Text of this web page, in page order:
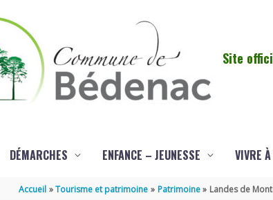
Site
DÉMARCHES ENFANCE – JEUNESSE VIVRE
Accueil Tourisme et patrimoine Patrimoine Landes de